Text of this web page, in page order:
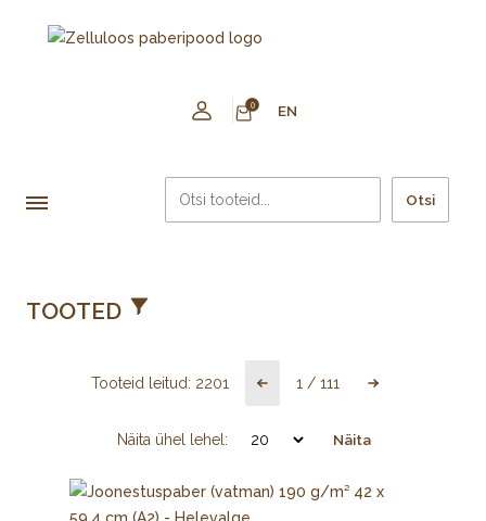
0 EN
Otsi
TOOTED
Tooteid leitud: 2201 1 / 111
Näita ühel lehel: Näita